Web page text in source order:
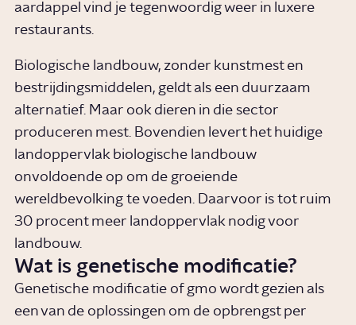
aardappel vind je tegenwoordig weer in luxere
restaurants.
Biologische landbouw, zonder kunstmest en
bestrijdingsmiddelen, geldt als een duurzaam
alternatief. Maar ook dieren in die sector
produceren mest. Bovendien levert het huidige
landoppervlak biologische landbouw
onvoldoende op om de groeiende
wereldbevolking te voeden. Daarvoor is tot ruim
30 procent meer landoppervlak nodig voor
landbouw.
Wat is genetische modificatie?
Genetische modificatie of gmo wordt gezien als
een van de oplossingen om de opbrengst per